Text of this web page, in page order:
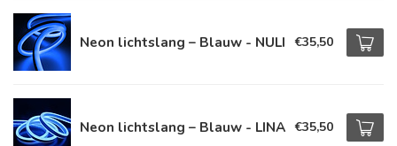
Neon lichtslang – Blauw - NULI €35,50
Neon lichtslang – Blauw - LINA €35,50